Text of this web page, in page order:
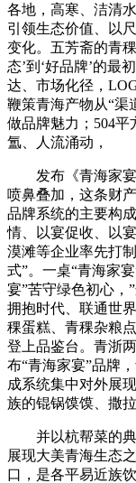
各地，高寒、洁清
引领生态价值、以
变化。五芳斋的青
态’到‘好品牌’的最
达、市场化径，
鞭策青海产物从“渠
做品牌魅力；504平
氲、人流涌动，
发布《青海家宴
喷鼻叠加，这条财
品牌系统的主要构
情、以宴促收、以
漠滩等企业率先打
式”。一桌“青海家
宴”苦守绿色初心，
拥抱时代、联通世
稞蛋糕、青稞杂粮
登上品鉴台。青浙
布“青海家宴”品牌
成系统集中对外展
族的锟锅馍馍、撒
并以杭帮菜的典
展现大美青海生态
口，是各平易近族